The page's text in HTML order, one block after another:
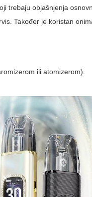
trebaju objašnjenja
Također je koristan
ili atomizerom).